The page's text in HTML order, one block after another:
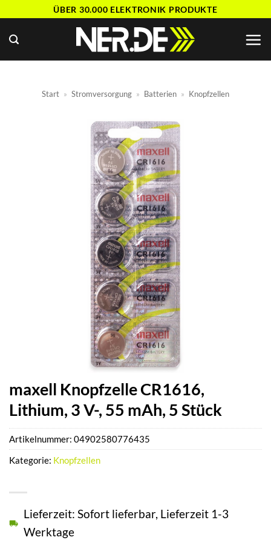
springen
ÜBER 30.000 ELEKTRONIK PRODUKTE
Start » Stromversorgung » Batterien » Knopfzellen
maxell Knopfzelle CR1616,
Lithium, 3 V-, 55 mAh, 5 Stück
Lieferzeit: Sofort lieferbar, Lieferzeit 1-3
Werktage
Artikelnummer: 04902580776435
Kategorie: Knopfzellen